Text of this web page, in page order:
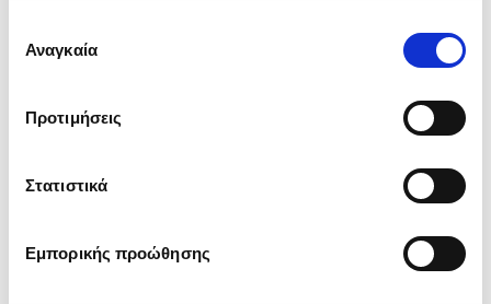
ενδιαφέρουν και να επιλέξετε από τα παρακάτω με την
΄΄και να ενημερωθείτε σχετικά με
συγκατάθεσης
Αναγκαία
Προτιμήσεις
Στατιστικά
Εμπορικής προώθησης